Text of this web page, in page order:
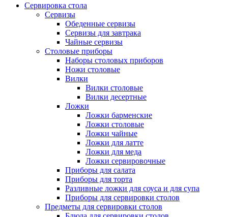
Сервировка стола
Cервизы
Обеденные сервизы
Сервизы для завтрака
Чайные сервизы
Столовые приборы
Наборы столовых приборов
Ножи столовые
Вилки
Вилки столовые
Вилки десертные
Ложки
Ложки барменские
Ложки столовые
Ложки чайные
Ложки для латте
Ложки для меда
Ложки сервировочные
Приборы для салата
Приборы для торта
Разливные ложки для соуса и для супа
Приборы для сервировки столов
Предметы для сервировки столов